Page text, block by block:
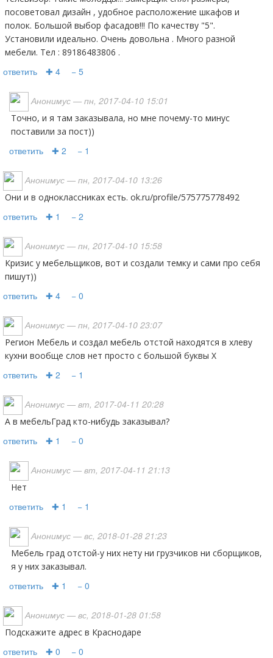
посоветовал дизайн , удобное расположение шкафов и
полок. Большой выбор фасадов!!! По качеству "5".
Установили идеально. Очень довольна . Много разной
мебели. Тел : 89186483806 .
ответить ✚ 4 − 5
Анонимус — пн, 2017-04-10 15:01
Точно, и я там заказывала, но мне почему-то минус
поставили за пост))
ответить ✚ 2 − 1
Анонимус — пн, 2017-04-10 13:26
Они и в одноклассниках есть. ok.ru/profile/575775778492
ответить ✚ 1 − 2
Анонимус — пн, 2017-04-10 15:58
Кризис у мебельщиков, вот и создали темку и сами про себя
пишут))
ответить ✚ 4 − 0
Анонимус — пн, 2017-04-10 23:07
Регион Мебель и создал мебель отстой находятся в хлеву
кухни вообще слов нет просто с большой буквы Х
ответить ✚ 2 − 1
Анонимус — вт, 2017-04-11 20:28
А в мебельГрад кто-нибудь заказывал?
ответить ✚ 1 − 0
Анонимус — вт, 2017-04-11 21:13
Нет
ответить ✚ 1 − 1
Анонимус — вс, 2018-01-28 21:23
мебель град отстой-у них нету ни грузчиков ни сборщиков,
я у них заказывал.
ответить ✚ 1 − 0
Анонимус — вс, 2018-01-28 01:58
Подскажите адрес в Краснодаре
ответить ✚ 0 − 0